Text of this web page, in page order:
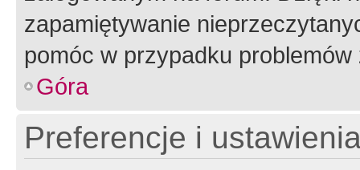
zapamiętywanie
pomóc w przypadku
Góra
Preferencje i